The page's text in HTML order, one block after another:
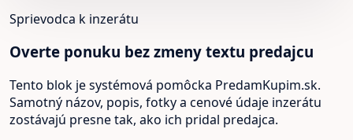
Sprievodca k inzerátu
Overte ponuku bez zmeny textu predajcu
Tento blok je systémová pomôcka PredamKupim.sk.
Samotný názov, popis, fotky a cenové údaje inzerátu
zostávajú presne tak, ako ich pridal predajca.